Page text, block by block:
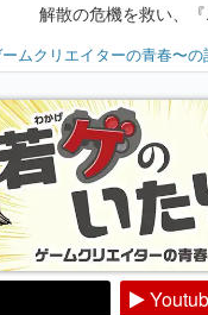
解散の危機を救い、
開く。業界の快男児
『少年ジャンプ』色
り】
ムクリエイターの青春〜の